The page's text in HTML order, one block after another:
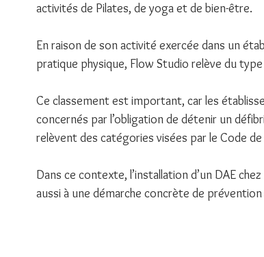
activités de Pilates, de yoga et de bien-être.
En raison de son activité exercée dans un
pratique physique, Flow Studio relève du type
Ce classement est important, car les
concernés par l’obligation de détenir un
relèvent des catégories visées par le Code
Dans ce contexte, l’installation d’un DAE
aussi à une démarche concrète de